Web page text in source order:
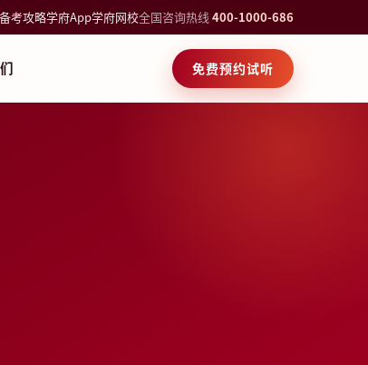
备考攻略学府App学府网校全国咨询热线400-1000-686
免费预约试听